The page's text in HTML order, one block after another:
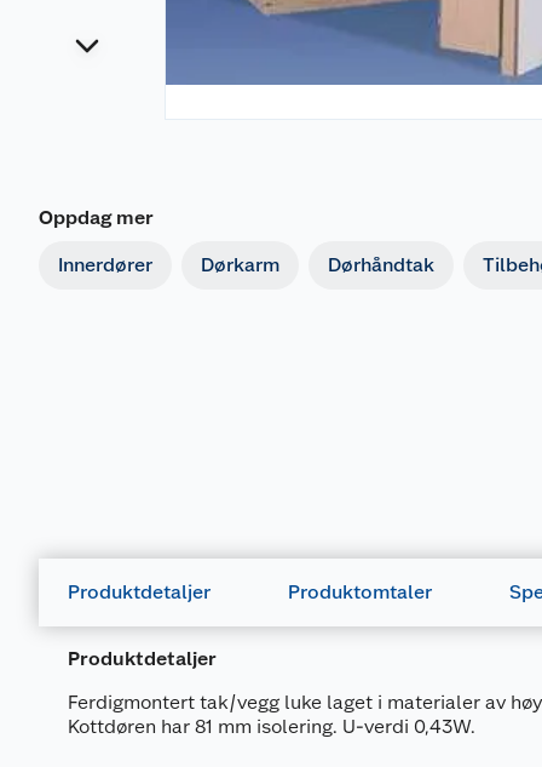
Oppdag mer
Innerdører Dørkarm Dørhåndtak
Produktdetaljer Produktomtaler
Produktdetaljer
Ferdigmontert tak/vegg luke laget i materialer av
Kottdøren har 81 mm isolering. U-verdi 0,43W.